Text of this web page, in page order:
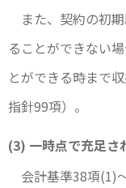
また、契約の初
ることができない
とができる時まで
指針99項）。
(3) 一時点で充足さ
会計基準38項(1)